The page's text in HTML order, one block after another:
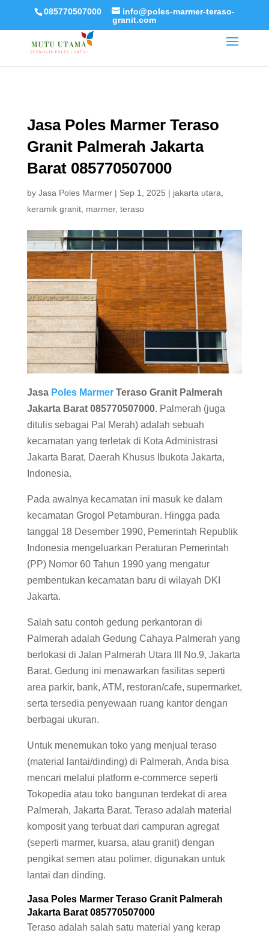
085770507000
info@poles-marmer-teraso-
granit.com
Jasa Poles Marmer Teraso
Granit Palmerah Jakarta
Barat 085770507000
by Jasa Poles Marmer| Sep 1, 2025 | jakarta utara
keramik granit, marmer, teraso
Jasa Poles MarmerTeraso Granit Palmerah
Jakarta Barat 085770507000. Palmerah (juga
ditulis sebagai Pal Merah) adalah sebuah
kecamatan yang terletak di Kota Administrasi
Jakarta Barat, Daerah Khusus Ibukota Jakarta,
Indonesia.
Pada awalnya kecamatan ini masuk ke dalam
kecamatan Grogol Petamburan. Hingga pada
tanggal 18 Desember 1990, Pemerintah Republik
Indonesia mengeluarkan Peraturan Pemerintah
(PP) Nomor 60 Tahun 1990 yang mengatur
pembentukan kecamatan baru di wilayah DKI
Jakarta.
Salah satu contoh gedung perkantoran di
Palmerah adalah Gedung Cahaya Palmerah yang
berlokasi di Jalan Palmerah Utara III No.9, Jakarta
Barat. Gedung ini menawarkan fasilitas seperti
area parkir, bank, ATM, restoran/cafe, supermarket,
serta tersedia penyewaan ruang kantor dengan
berbagai ukuran.
Untuk menemukan toko yang menjual teraso
(material lantai/dinding) di Palmerah, Anda bisa
mencari melalui platform e-commerce seperti
Tokopedia atau toko bangunan terdekat di area
Palmerah, Jakarta Barat. Teraso adalah material
komposit yang terbuat dari campuran agregat
(seperti marmer, kuarsa, atau granit) dengan
pengikat semen atau polimer, digunakan untuk
lantai dan dinding.
Jasa Poles MarmerTeraso Granit Palmerah
Jakarta Barat 085770507000
Teraso adalah salah satu material yang kerap